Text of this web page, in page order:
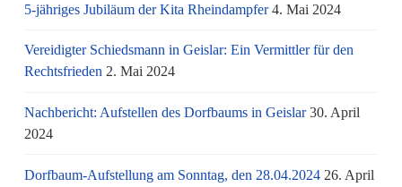
5-jähriges Jubiläum der Kita Rheindampfer 4. Mai 2024
Vereidigter Schiedsmann in Geislar: Ein Vermittler für den
Rechtsfrieden 2. Mai 2024
Nachbericht: Aufstellen des Dorfbaums in Geislar 30. April
2024
Dorfbaum-Aufstellung am Sonntag, den 28.04.2024 26. April